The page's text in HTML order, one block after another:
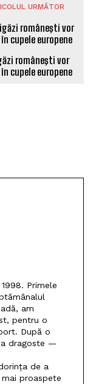
URMĂTOR
româneşti vor
cupele europene
Primele
am
pentru o
După o
dragoste —
de a
proaspete